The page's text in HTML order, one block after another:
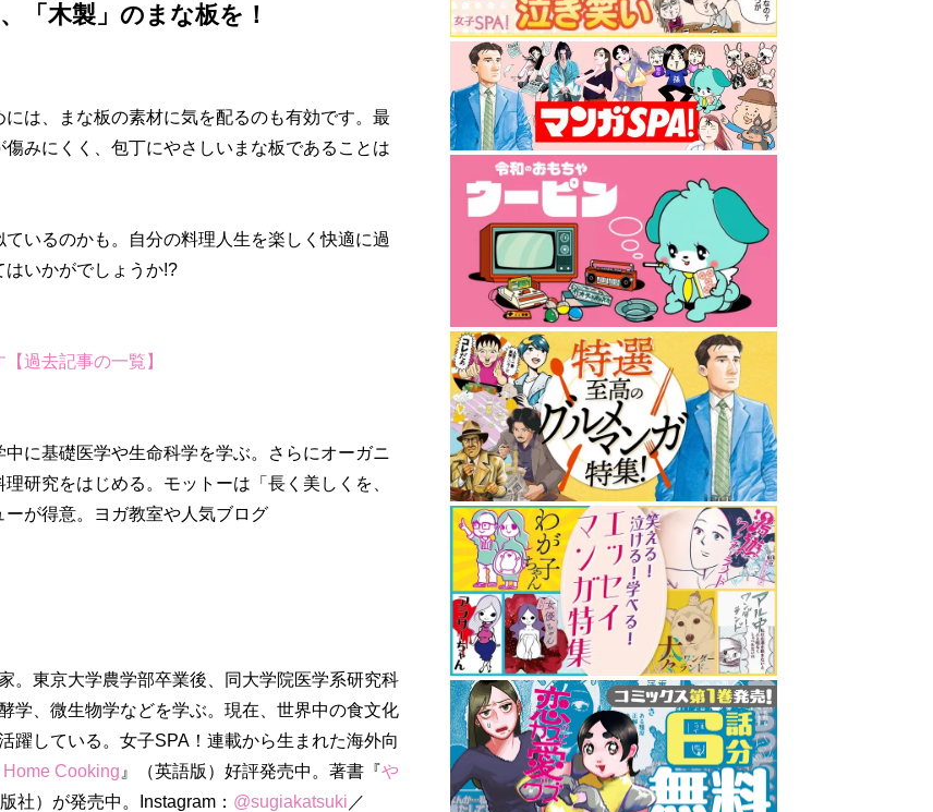
「木製」のまな板を！
は、まな板の素材に気を配るのも有効です。最
みにくく、包丁にやさしいまな板であることは
いるのかも。自分の料理人生を楽しく快適に過
はいかがでしょうか!?
過去記事の一覧】
に基礎医学や生命科学を学ぶ。さらにオーガニ
研究をはじめる。モットーは「長く美しくを、
が得意。ヨガ教室や人気ブログ
。東京大学農学部卒業後、同大学院医学系研究科
学、微生物学などを学ぶ。現在、世界中の食文化
躍している。女子SPA！連載から生まれた海外向
Cooking 』（英語版）好評発売中。著書『や
社）が発売中。Instagram： @sugiakatsuki ／